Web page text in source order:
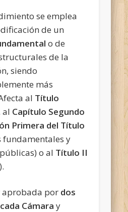
se emplea
de un
o de
de la
siendo
más
al Título
al Capítulo Segundo
Primera del Título
fundamentales y
o al Título II
aprobada por dos
Cámara y